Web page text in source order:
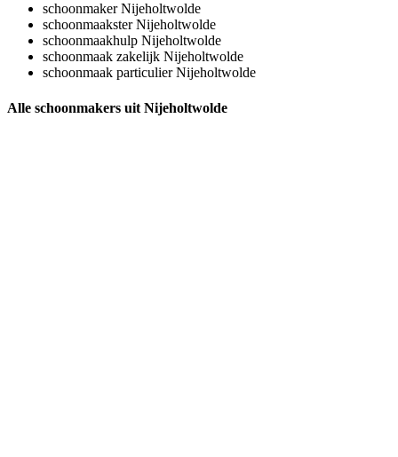
schoonmaker Nijeholtwolde
schoonmaakster Nijeholtwolde
schoonmaakhulp Nijeholtwolde
schoonmaak zakelijk Nijeholtwolde
schoonmaak particulier Nijeholtwolde
Alle schoonmakers uit Nijeholtwolde